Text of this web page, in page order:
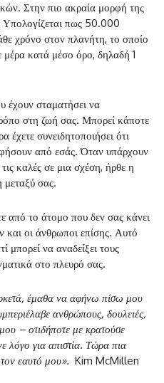
Στην πιο ακραία μορφή της
Υπολογίζεται πως 50.000
χρόνο στον πλανήτη, το οποίο
μέρα κατά μέσο όρο, δηλαδή 1
έχουν σταματήσει να
στη ζωή σας. Μπορεί κάποτε
έχετε συνειδητοποιήσει ότι
από εσάς. Όταν υπάρχουν
καλές σε μια σχέση, ήρθε η
σας.
από το άτομο που δεν σας κάνει
και οι άνθρωποι επίσης. Αυτό
μπορεί να αναδείξει τους
στο πλευρό σας.
έμαθα να αφήνω πίσω μου
ανθρώπους, δουλειές,
μου – οτιδήποτε με κρατούσε
λόγο για απιστία. Τώρα πια
εαυτό μου». Kim McMillen